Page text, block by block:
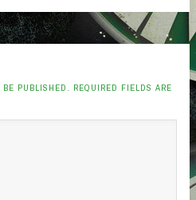
PUBLISHED. REQUIRED FIELDS ARE